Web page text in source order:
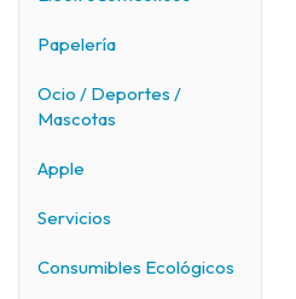
Papelería
Ocio / Deportes /
Mascotas
Apple
Servicios
Consumibles Ecológicos